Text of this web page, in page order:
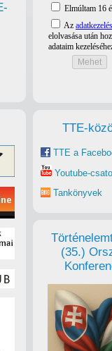
TTE-
TTE a
Youtube-
Tankönyvek
(35.)